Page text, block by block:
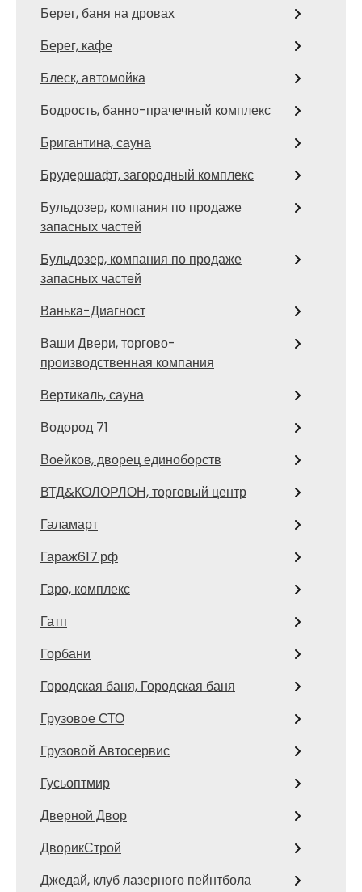
Берег, баня на дровах
Берег, кафе
Блеск, автомойка
Бодрость, банно-прачечный комплекс
Бригантина, сауна
Брудершафт, загородный комплекс
Бульдозер, компания по продаже
запасных частей
Бульдозер, компания по продаже
запасных частей
Ванька-Диагност
Ваши Двери, торгово-
производственная компания
Вертикаль, сауна
Водород 71
Воейков, дворец единоборств
ВТД&КОЛОРЛОН, торговый центр
Галамарт
Гараж617.рф
Гаро, комплекс
Гатп
Горбани
Городская баня, Городская баня
Грузовое СТО
Грузовой Автосервис
Гусьоптмир
Дверной Двор
ДворикСтрой
Джедай, клуб лазерного пейнтбола